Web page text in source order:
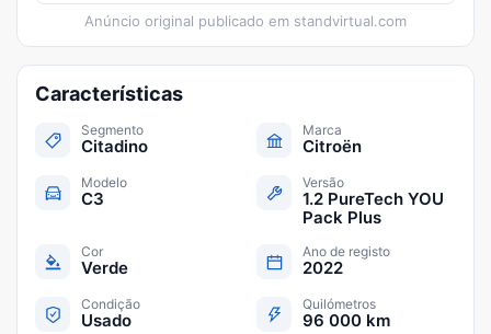
Anúncio original publicado em standvirtual.com
Características
Segmento
Citadino
Marca
Citroën
Modelo
C3
Versão
1.2 PureTech YOU
Pack Plus
Cor
Verde
Ano de registo
2022
Condição
Usado
Quilómetros
96 000 km